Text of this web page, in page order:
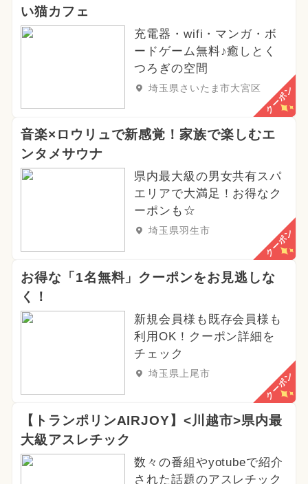
い猫カフェ
充電器・wifi・マンガ・ボ
ードゲーム無料♪癒しとく
つろぎの空間
埼玉県さいたま市大宮区 クーポン
音楽×ロウリュで新感覚！家族で楽しむエ
ンタメサウナ
県内最大級の男女共有スパ
エリアで大満足！お得なク
ーポンも☆
埼玉県羽生市 クーポン
お得な「1名無料」クーポンをお見逃しな
く！
新規会員様も既存会員様も
利用OK！クーポン詳細を
チェック
埼玉県上尾市 クーポン
【トランポリンAIRJOY】<川越市>県内最
大級アスレチック
数々の番組やyotubeで紹介
された話題のアスレチック